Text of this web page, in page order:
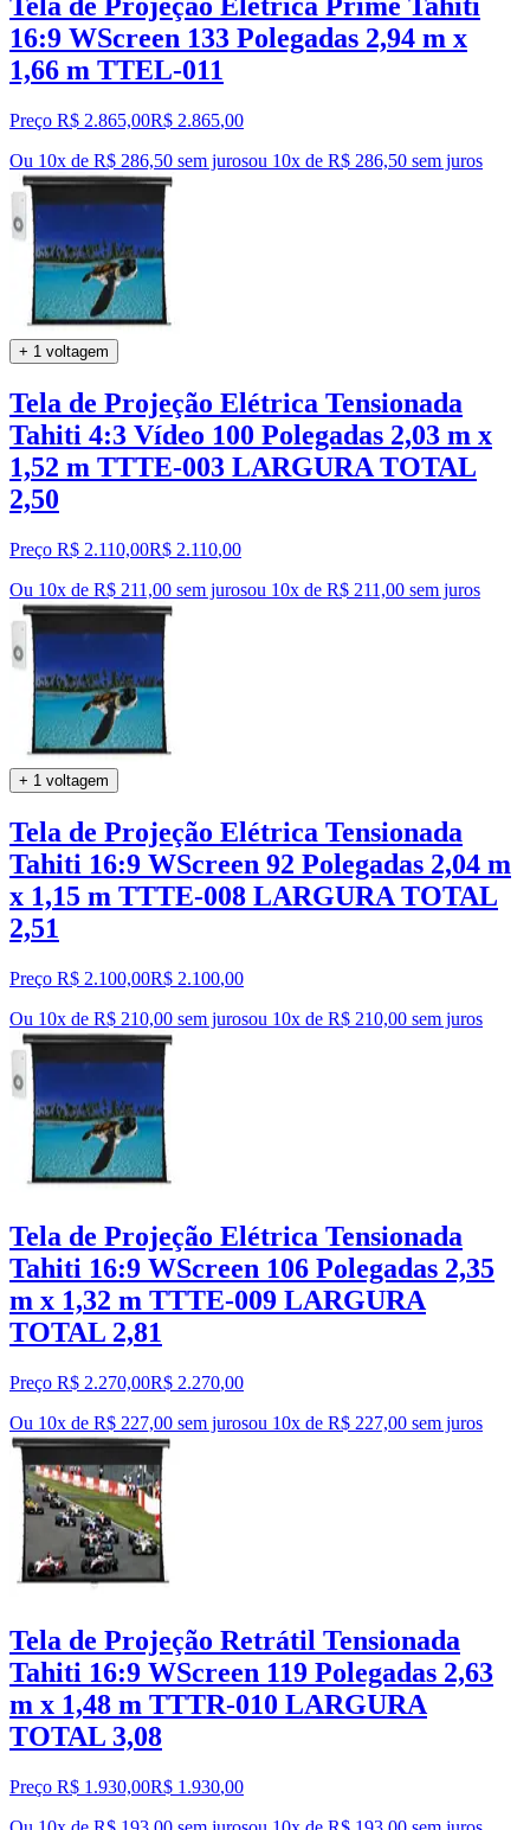
Tela de Projeção Elétrica Prime Tahiti
16:9 WScreen 133 Polegadas 2,94 m x
1,66 m TTEL-011
Preço R$ 2.865,00R$ 2.865,00
Ou 10x de R$ 286,50 sem jurosou 10x de R$ 286,50 sem juros
+ 1 voltagem
Tela de Projeção Elétrica Tensionada
Tahiti 4:3 Vídeo 100 Polegadas 2,03 m x
1,52 m TTTE-003 LARGURA TOTAL
2,50
Preço R$ 2.110,00R$ 2.110,00
Ou 10x de R$ 211,00 sem jurosou 10x de R$ 211,00 sem juros
+ 1 voltagem
Tela de Projeção Elétrica Tensionada
Tahiti 16:9 WScreen 92 Polegadas 2,04 m
x 1,15 m TTTE-008 LARGURA TOTAL
2,51
Preço R$ 2.100,00R$ 2.100,00
Ou 10x de R$ 210,00 sem jurosou 10x de R$ 210,00 sem juros
Tela de Projeção Elétrica Tensionada
Tahiti 16:9 WScreen 106 Polegadas 2,35
m x 1,32 m TTTE-009 LARGURA
TOTAL 2,81
Preço R$ 2.270,00R$ 2.270,00
Ou 10x de R$ 227,00 sem jurosou 10x de R$ 227,00 sem juros
Tela de Projeção Retrátil Tensionada
Tahiti 16:9 WScreen 119 Polegadas 2,63
m x 1,48 m TTTR-010 LARGURA
TOTAL 3,08
Preço R$ 1.930,00R$ 1.930,00